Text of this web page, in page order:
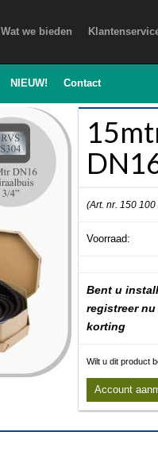
Wat we bieden
NIEUW! Contact
(Art. nr. 150 100
Voorraad:
Bent u
registreer
korting
Wilt u dit product
Account